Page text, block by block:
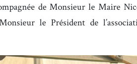
de Monsieur le Maire
le Président de